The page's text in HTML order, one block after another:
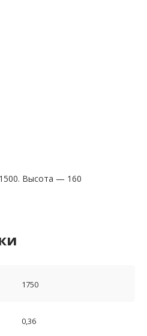
Высота — 160
1750
0,36